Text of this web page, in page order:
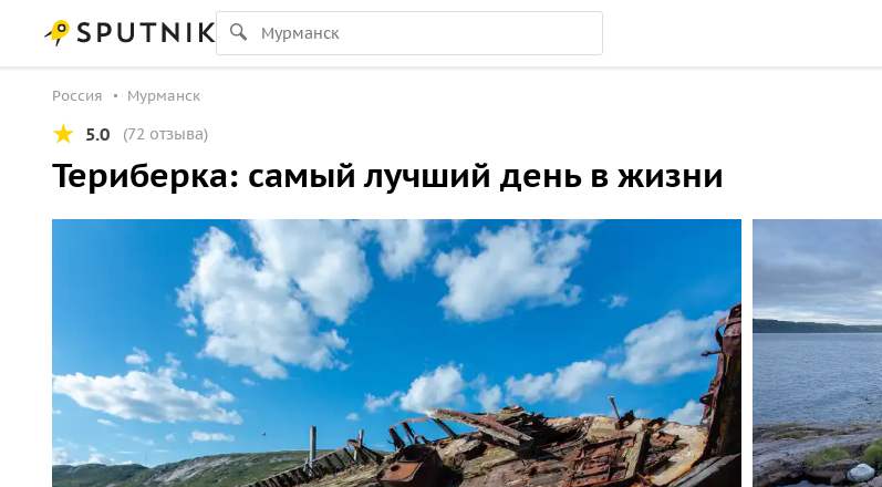
Россия Мурманск
5.0 (72 отзыва)
Териберка: самый лучший день в жизни